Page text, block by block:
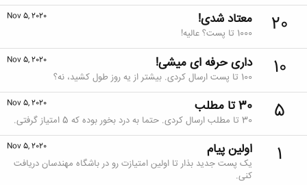
20
Nov 5, 2020 معتاد شدی!
1000 تا پست؟ عالیه!
10
Nov 5, 2020 داری حرفه ای میشی!
100 تا پست ارسال کردی. بیشتر از یه روز طول کشید، نه؟
5
Nov 5, 2020 30 تا مطلب
30 تا مطلب ارسال کردی. حتما به درد بخور بوده که 5 امتیاز گرفتی.
1
Nov 5, 2020 اولین پیام
یک پست جدید بذار تا اولین امتیازت رو در باشگاه مهندسان دریافت
کنی.